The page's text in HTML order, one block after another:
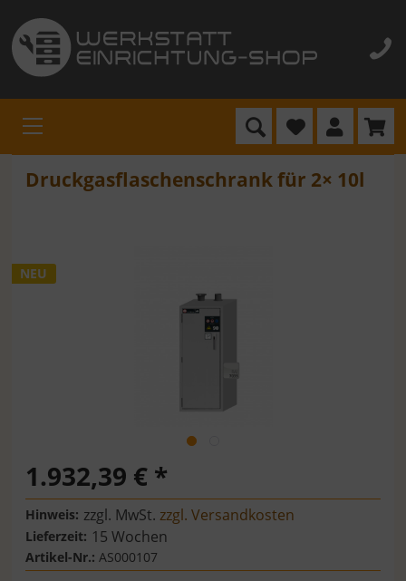
Druckgasflaschenschrank für 2× 10l
NEU
1.932,39 € *
Hinweis: zzgl. MwSt.zzgl. Versandkosten
Lieferzeit: 15 Wochen
Artikel-Nr.:AS000107